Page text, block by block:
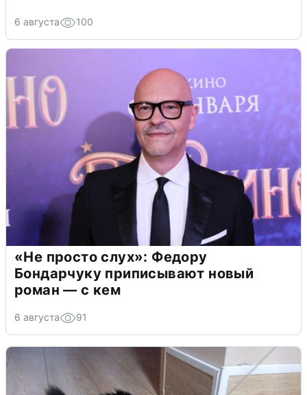
6 августа 100
«Не просто слух»: Федору
Бондарчуку приписывают новый
роман — с кем
6 августа 91